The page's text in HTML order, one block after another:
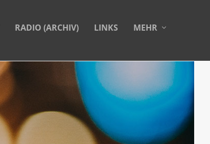
RADIO (ARCHIV) LINKS MEHR